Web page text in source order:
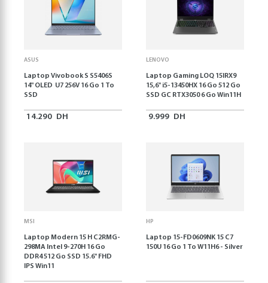
ASUS
Laptop Vivobook S S5406S
14" OLED U7 256V 16 Go 1 To
SSD
14.290 DH
LENOVO
Laptop Gaming LOQ 15IRX9
15,6'' i5-13450HX 16 Go 512 Go
SSD GC RTX3050 6 Go Win11H
9.999 DH
MSI
Laptop Modern 15 H C2RMG-
298MA Intel 9-270H 16 Go
DDR4 512 Go SSD 15.6" FHD
IPS Win11
HP
Laptop 15-FD0609NK 15 C7
150U 16 Go 1 To W11H6 - Silver